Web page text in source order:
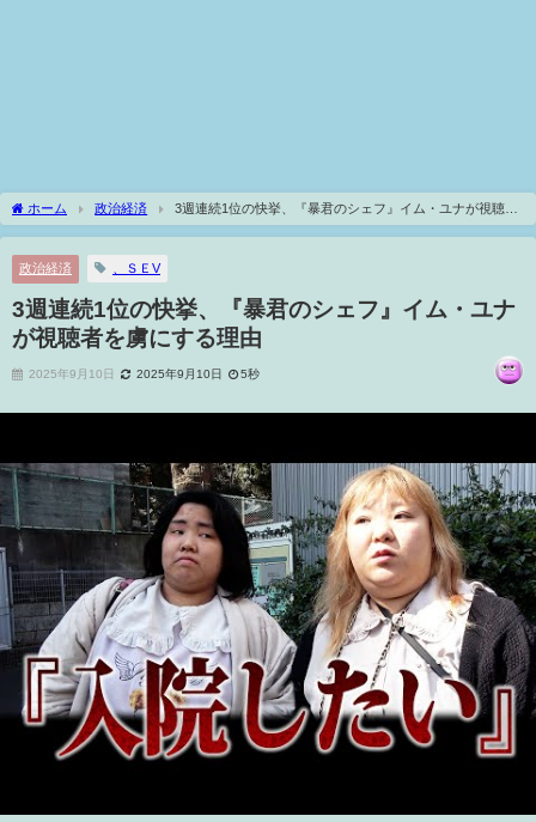
ホーム 政治経済
3週連続1位の快挙、『暴君のシェフ』イム・ユナが視聴者
を虜にする理由
政治経済 、ＳＥV
3週連続1位の快挙、『暴君のシェフ』イム・ユナ
が視聴者を虜にする理由
2025年9月10日 2025年9月10日 5秒